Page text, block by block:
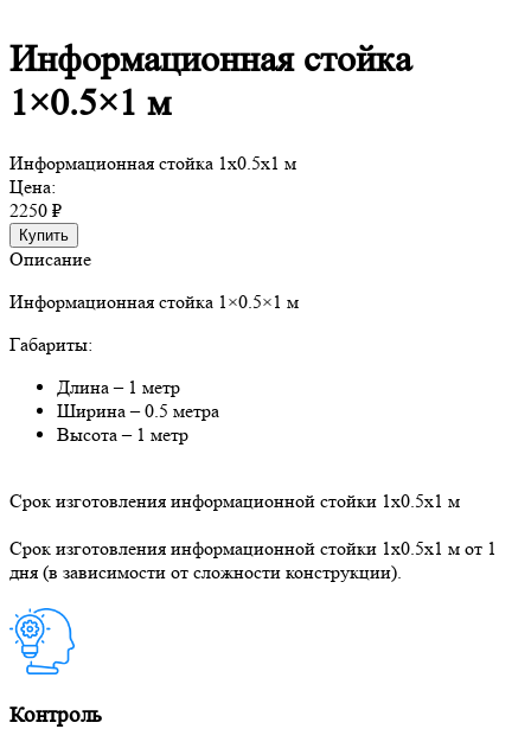
Информационная стойка
1×0.5×1 м
Информационная стойка 1x0.5x1 м
Цена:
2250 ₽
Купить
Описание
Информационная стойка 1×0.5×1 м
Габариты:
Длина – 1 метр
Ширина – 0.5 метра
Высота – 1 метр
Срок изготовления информационной стойки 1x0.5x1 м
Срок изготовления информационной стойки 1x0.5x1 м от 1
дня (в зависимости от сложности конструкции).
Контроль